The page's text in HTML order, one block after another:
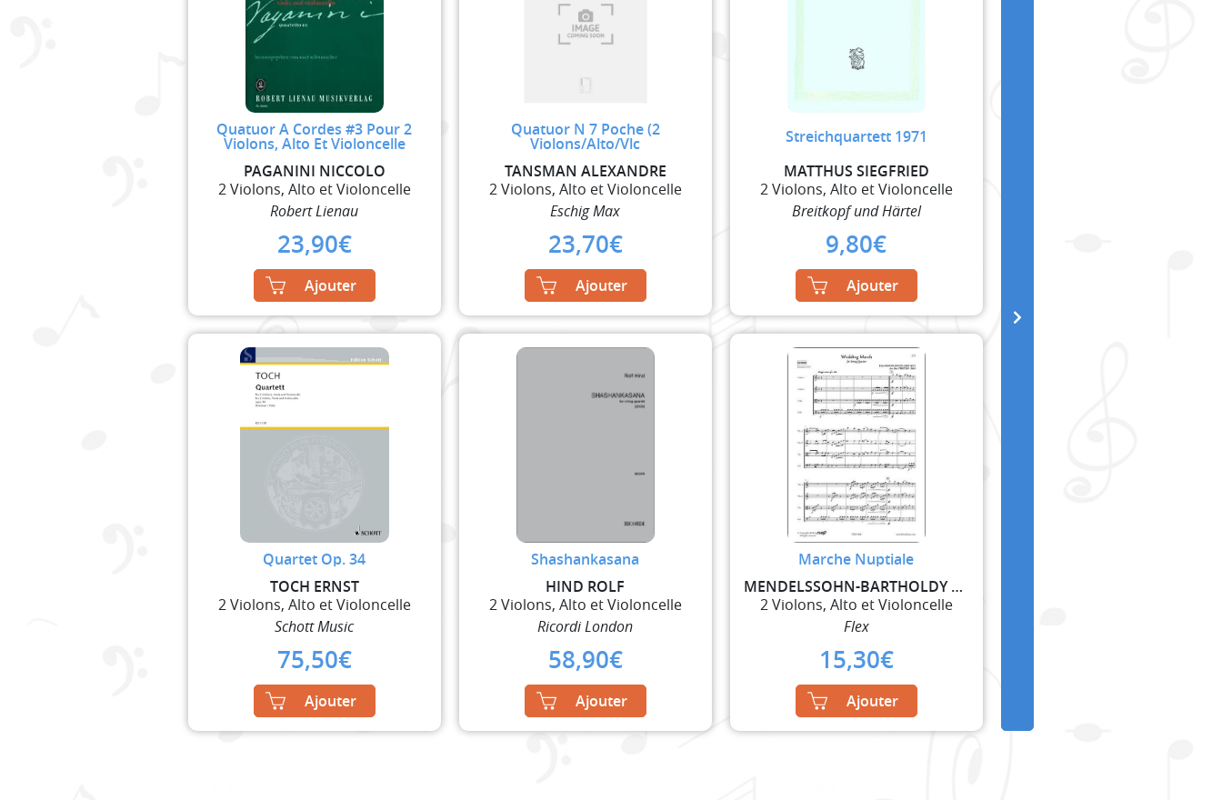
Quatuor A Cordes #3 Pour 2
Violons, Alto Et Violoncelle
PAGANINI NICCOLO
2 Violons, Alto et Violoncelle
Robert Lienau
23,90€
Ajouter
Quatuor N 7 Poche (2
Violons/Alto/Vlc
TANSMAN ALEXANDRE
2 Violons, Alto et Violoncelle
Eschig Max
23,70€
Ajouter
Streichquartett 1971
MATTHUS SIEGFRIED
2 Violons, Alto et Violoncelle
Breitkopf und Härtel
9,80€
Ajouter
Quartet Op. 34
TOCH ERNST
2 Violons, Alto et Violoncelle
Schott Music
75,50€
Ajouter
Shashankasana
HIND ROLF
2 Violons, Alto et Violoncelle
Ricordi London
58,90€
Ajouter
Marche Nuptiale
MENDELSSOHN-BARTHOLDY FELIX
2 Violons, Alto et Violoncelle
Flex
15,30€
Ajouter